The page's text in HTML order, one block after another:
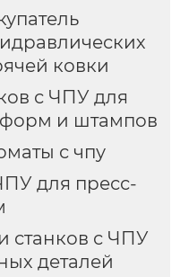
ковки
с ЧПУ для
форм и штампов
с чпу
для пресс-
станков с ЧПУ
деталей